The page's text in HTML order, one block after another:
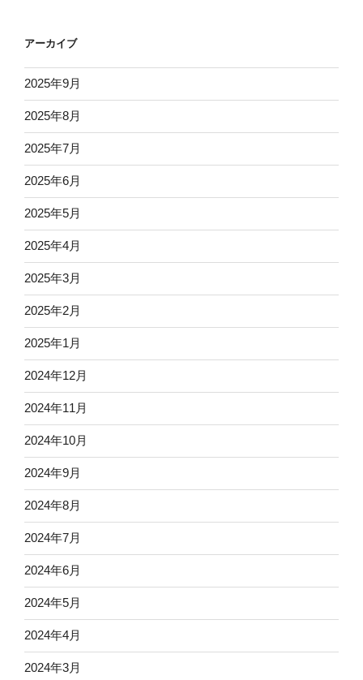
アーカイブ
2025年9月
2025年8月
2025年7月
2025年6月
2025年5月
2025年4月
2025年3月
2025年2月
2025年1月
2024年12月
2024年11月
2024年10月
2024年9月
2024年8月
2024年7月
2024年6月
2024年5月
2024年4月
2024年3月